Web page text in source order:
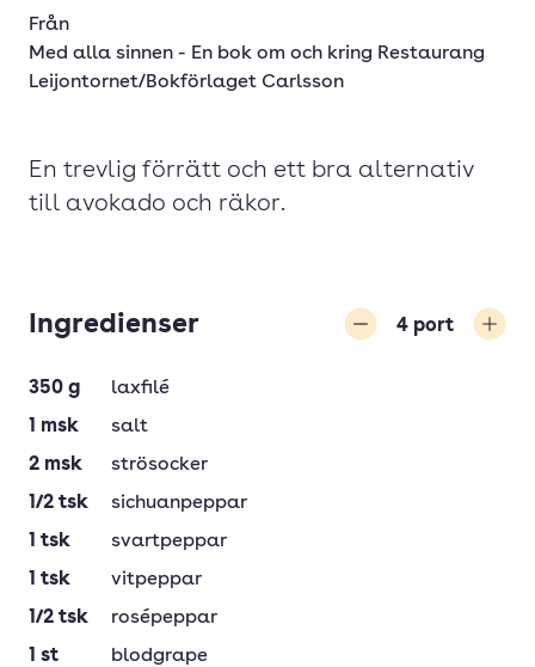
Från
Med alla sinnen - En bok om och kring Restaurang
Leijontornet/Bokförlaget Carlsson
En trevlig förrätt och ett bra alternativ
till avokado och räkor.
Ingredienser 4 port
350 g
laxfilé
1 msk
salt
2 msk
strösocker
1/2 tsk
sichuanpeppar
1 tsk
svartpeppar
1 tsk
vitpeppar
1/2 tsk
rosépeppar
1 st
blodgrape